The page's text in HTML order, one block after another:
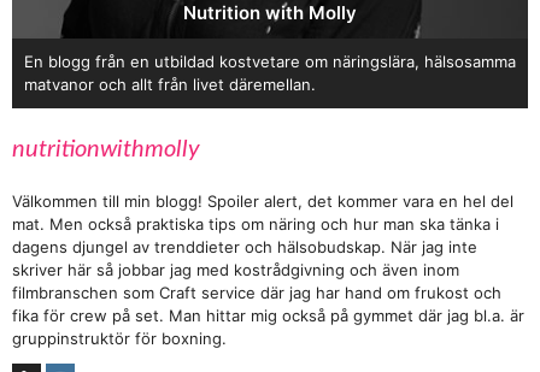
Nutrition with Molly
En blogg från en utbildad kostvetare om näringslära, hälsosamma
matvanor och allt från livet däremellan.
nutritionwithmolly
Välkommen till min blogg! Spoiler alert, det kommer vara en hel del
mat. Men också praktiska tips om näring och hur man ska tänka i
dagens djungel av trenddieter och hälsobudskap. När jag inte
skriver här så jobbar jag med kostrådgivning och även inom
filmbranschen som Craft service där jag har hand om frukost och
fika för crew på set. Man hittar mig också på gymmet där jag bl.a. är
gruppinstruktör för boxning.